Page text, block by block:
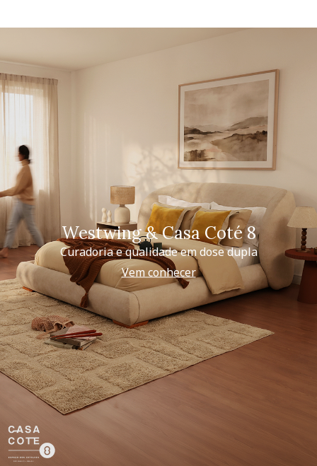
Westwing & Casa Coté 8
Curadoria e qualidade em dose dupla
Vem conhecer